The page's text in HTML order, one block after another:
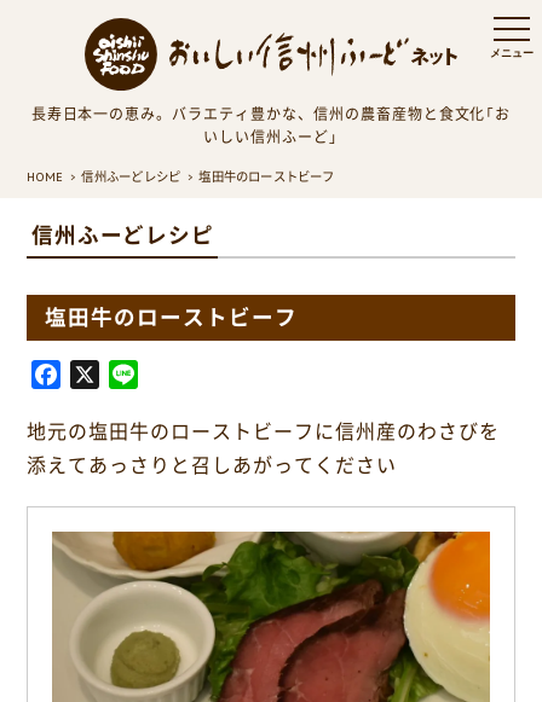
長寿日本一の恵み。バラエティ豊かな、信州の農畜産物と食文化「お
いしい信州ふーど」
HOME 信州ふーどレシピ 塩田牛のローストビーフ
信州ふーどレシピ
塩田牛のローストビーフ
c
e
o
k
X
n
e
地元の塩田牛のローストビーフに信州産のわさびを
添えてあっさりと召しあがってください